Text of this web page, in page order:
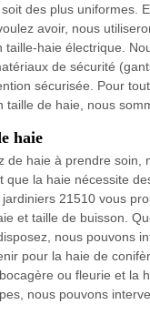
des plus uniformes.
avoir, nous
taille-haie électrique.
de sécurité
sécurisée. Pour
taille de haie, nous
haie
de haie à prendre soin,
que la haie nécessite
21510 vous
et taille de buisson.
nous pouvons
pour la haie de
ou fleurie et la
nous pouvons